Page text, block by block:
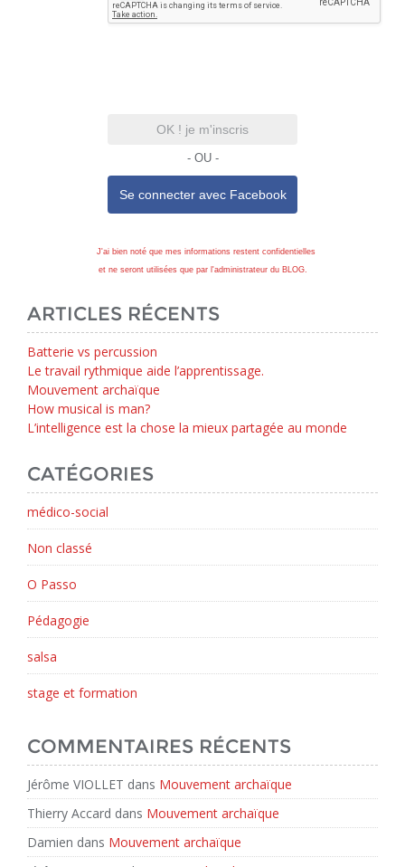
OK ! je m'inscris
- OU -
Se connecter avec Facebook
J'ai bien noté que mes informations restent confidentielles
et ne seront utilisées que par l'administrateur du BLOG.
ARTICLES RÉCENTS
Batterie vs percussion
Le travail rythmique aide l’apprentissage.
Mouvement archaïque
How musical is man?
L’intelligence est la chose la mieux partagée au monde
CATÉGORIES
médico-social
Non classé
O Passo
Pédagogie
salsa
stage et formation
COMMENTAIRES RÉCENTS
Jérôme VIOLLET dans Mouvement archaïque
Thierry Accard dans Mouvement archaïque
Damien dans Mouvement archaïque